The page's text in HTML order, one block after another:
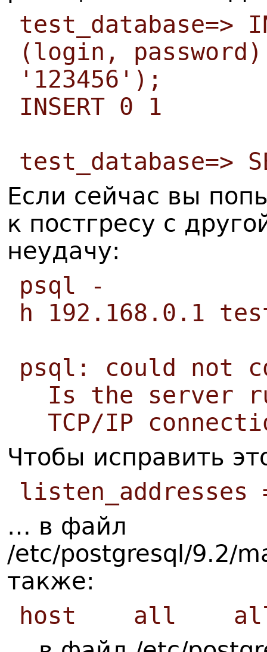
test_database=>
(login,
'123456');
INSERT 0 1
test_database=>
Если сейчас вы
к постгресу с
неудачу:
psql -
h 192.168.0.1
psql: could not
Is the server
TCP/IP
Чтобы исправить
… в файл
/etc/postgresql/9.2/
также:
host all all